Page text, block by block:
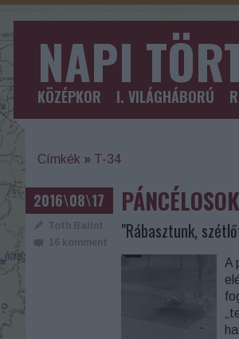
NAPI
KÖZÉPKOR I. VILÁGHÁBORÚ
Címkék » T-34
2016\08\17
Toth Balint
16 komment "Rábasztunk,
A